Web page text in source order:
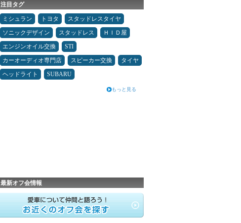
注目タグ
ミシュラン トヨタ
スタッドレスタイヤ
ソニックデザイン
スタッドレス
ＨＩＤ屋
エンジンオイル交換
STI
カーオーディオ専門店
スピーカー交換
タイヤ
ヘッドライト
SUBARU
もっと見る
最新オフ会情報